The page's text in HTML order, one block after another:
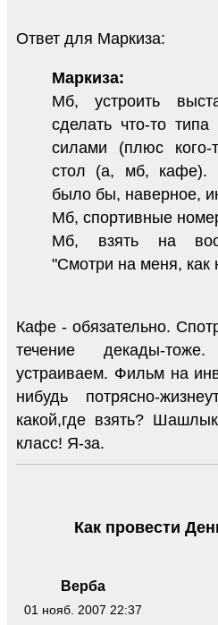
Ответ для Маркиза:
Маркиза:
Мб, устроить
сделать что-то типа
силами (плюс кого-
стол (а, мб, кафе).
было бы, наверное,
Мб, спортивные
Мб, взять на
"Смотри на меня, как
Кафе - обязательно.
течение декады-
устраиваем. Фильм на
нибудь потрясно-
какой,где взять?
класс! Я-за.
Верба
01 нояб. 2007 22:37
Как провести